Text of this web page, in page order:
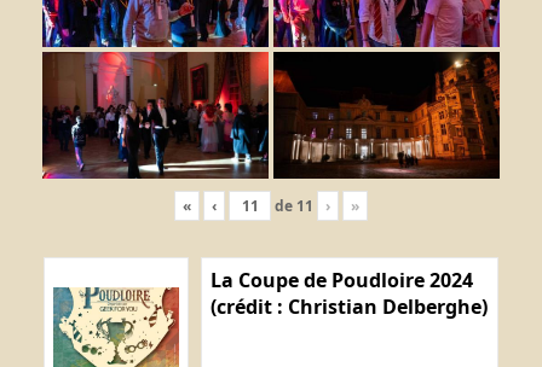
« ‹ de 11 › »
La Coupe de Poudloire 2024
(crédit : Christian Delberghe)